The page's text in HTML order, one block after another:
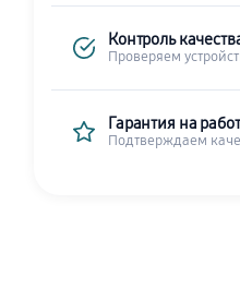
Контроль
Проверяем
Гарантия на
Подтверждаем